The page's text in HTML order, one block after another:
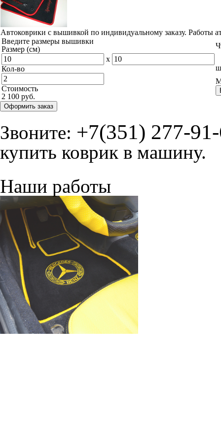
© ателье «Автоковрики
корпус 1.
На нашем сайте в целях
работоспособности
персональных данных,
браузером. Это,
и т.д. Если Вы
согласие на обработку
Положении по обработке